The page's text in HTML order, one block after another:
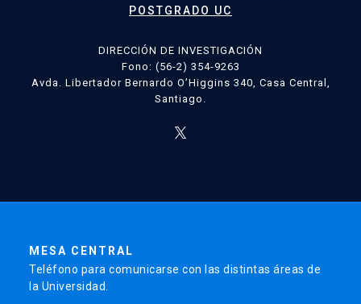
POSTGRADO UC
DIRECCIÓN DE INVESTIGACIÓN
Fono: (56-2) 354-9263
Avda. Libertador Bernardo O’Higgins 340, Casa Central,
Santiago.
MESA CENTRAL
Teléfono para comunicarse con las distintas áreas de
la Universidad.